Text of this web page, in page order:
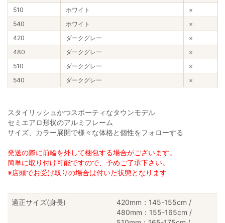
510
ホワイト
×
540
ホワイト
×
420
ダークグレー
×
480
ダークグレー
×
510
ダークグレー
×
540
ダークグレー ×
スタイリッシュかつスポーティなタウンモデル
セミエアロ形状のアルミフレーム
サイズ、カラー展開で様々な体格と個性をフォローする
発送の際に前輪を外して梱包する場合がございます。
簡単に取り付け可能ですので、予めご了承下さい。
※店頭でお受け取りの場合は付いた状態となります
適正サイズ(身長)
420mm：145-155cm /
480mm：155-165cm /